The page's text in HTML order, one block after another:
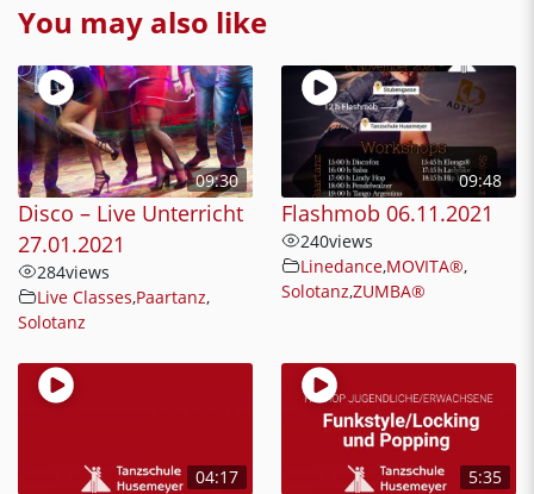
You may also like
09:30
Disco – Live Unterricht
27.01.2021
284views
Live Classes,Paartanz,
Solotanz
09:48
Flashmob 06.11.2021
240views
Linedance,MOVITA®,
Solotanz,ZUMBA®
04:17 5:35